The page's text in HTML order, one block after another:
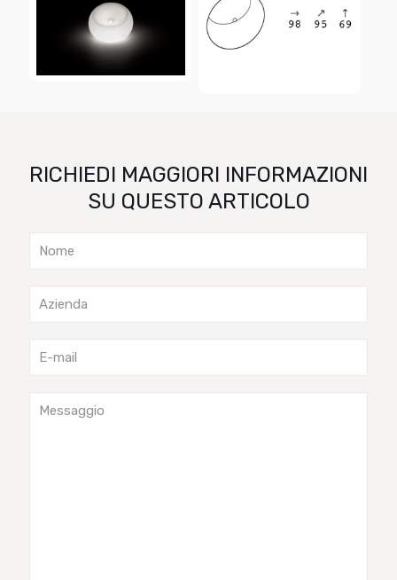
RICHIEDI MAGGIORI INFORMAZIONI
SU QUESTO ARTICOLO